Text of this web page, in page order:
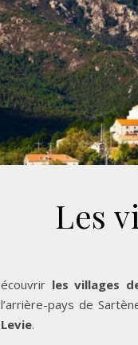
Les
écouvrir les villages
l’arrière-pays de
Levie.